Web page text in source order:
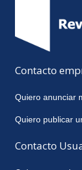
Contacto
Quiero anunciar
Quiero publicar
Contacto